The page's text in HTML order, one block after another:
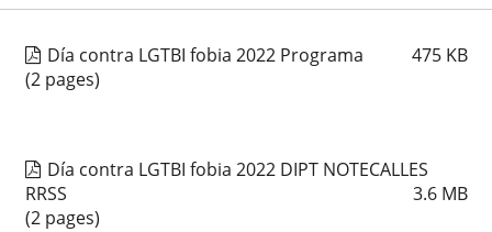
Día contra LGTBI fobia 2022 Programa 475 KB
(2 pages)
Día contra LGTBI fobia 2022 DIPT NOTECALLES
RRSS
3.6 MB
(2 pages)